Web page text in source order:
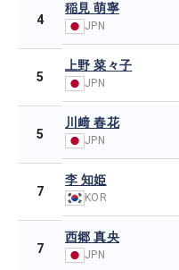
4
稲見 萌寧
JPN
5
上野 菜々子
JPN
5
川﨑 春花
JPN
7
李 知姫
KOR
7
西郷 真央
JPN